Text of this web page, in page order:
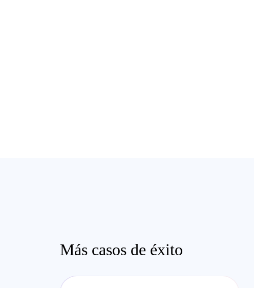
Más casos de éxito